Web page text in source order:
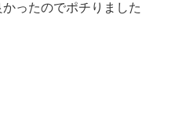
ったのでポチりました